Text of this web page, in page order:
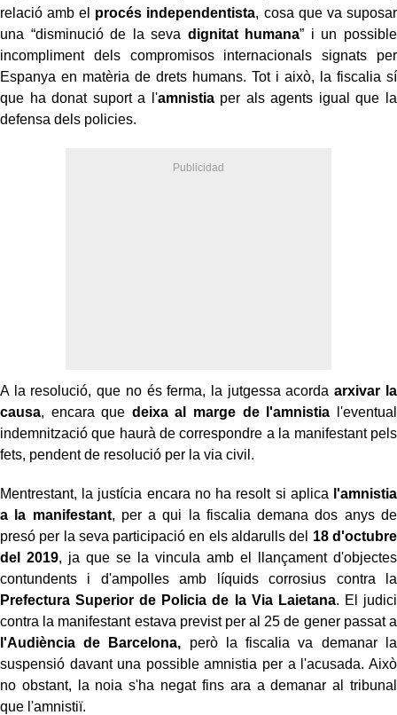
relació amb el procés independentista, cosa que va suposar
una “disminució de la seva dignitat humana” i un possible
incompliment dels compromisos internacionals signats per
Espanya en matèria de drets humans. Tot i això, la fiscalia sí
que ha donat suport a l'amnistiaper als agents igual que la
defensa dels policies.
A la resolució, que no és ferma, la jutgessa acordaarxivar la
causa, encara que deixa al marge de l'amnistia l'eventual
indemnització que haurà de correspondre a la manifestant pels
fets, pendent de resolució per la via civil.
Mentrestant, la justícia encara no ha resolt si aplica l'amnistia
a la manifestant, per a qui la fiscalia demana dos anys de
presó per la seva participació en els aldarulls del 18 d'octubre
del 2019, ja que se la vincula amb el llançament d'objectes
contundents i d'ampolles amb líquids corrosius contra la
Prefectura Superior de Policia de la Via Laietana. El judici
contra la manifestant estava previst per al 25 de gener passat a
l'Audiència de Barcelona, ​​però la fiscalia va demanar la
suspensió davant una possible amnistia per a l'acusada. Això
no obstant, la noia s'ha negat fins ara a demanar al tribunal
que l'amnistiï.